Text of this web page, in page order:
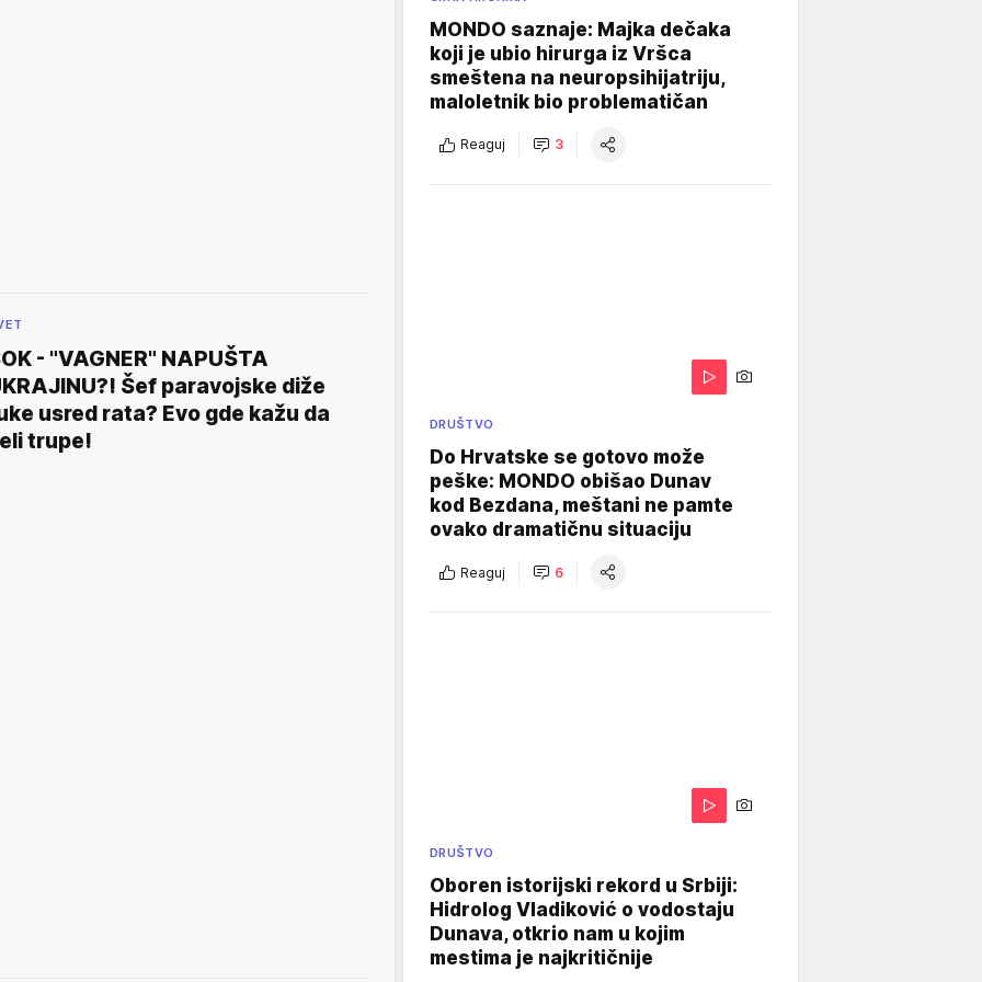
- "VAGNER" NAPUŠTA
Šef paravojske diže
usred rata? Evo gde kažu da
trupe!
MONDO saznaje: Majka dečaka
koji je ubio hirurga iz Vršca
smeštena na neuropsihijatriju,
maloletnik bio problematičan
Reaguj 3
DRUŠTVO
Do Hrvatske se gotovo može
peške: MONDO obišao Dunav
kod Bezdana, meštani ne pamte
ovako dramatičnu situaciju
Reaguj 6
DRUŠTVO
Oboren istorijski rekord u Srbiji:
Hidrolog Vladiković o vodostaju
Dunava, otkrio nam u kojim
mestima je najkritičnije